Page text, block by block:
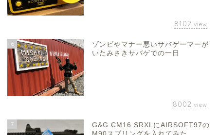
8102 view
6
ゾンビやマナー悪いサバゲーマーが
いたみさきサバゲでの一日
8002 view
7
G&G CM16 SRXLにAIRSOFT97の